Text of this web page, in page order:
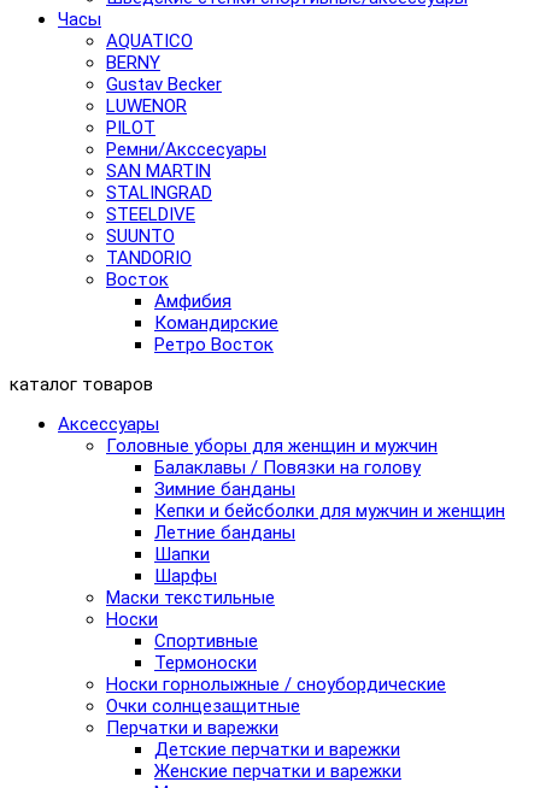
Часы
AQUATICO
BERNY
Gustav Becker
LUWENOR
PILOT
Pемни/Акссесуары
SAN MARTIN
STALINGRAD
STEELDIVE
SUUNTO
TANDORIO
Восток
Амфибия
Командирские
Ретро Восток
каталог товаров
Аксессуары
Головные уборы для женщин и мужчин
Балаклавы / Повязки на голову
Зимние банданы
Кепки и бейсболки для мужчин и женщин
Летние банданы
Шапки
Шарфы
Маски текстильные
Носки
Спортивные
Термоноски
Носки горнолыжные / сноубордические
Очки солнцезащитные
Перчатки и варежки
Детские перчатки и варежки
Женские перчатки и варежки